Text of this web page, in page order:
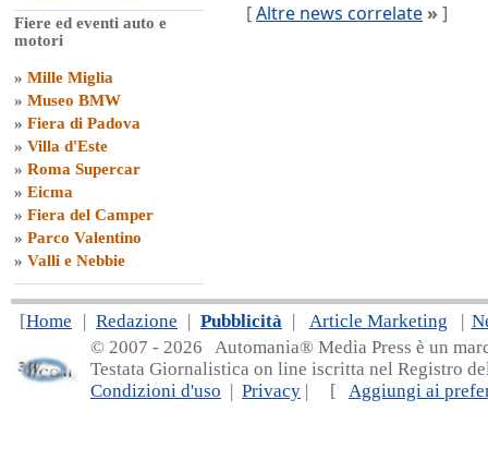
Fiere ed eventi auto e
motori
» Mille Miglia
» Museo BMW
» Fiera di Padova
» Villa d'Este
» Roma Supercar
» Eicma
» Fiera del Camper
» Parco Valentino
» Valli e Nebbie
[Altre news correlate » ]
[Home | Redazione | Pubblicità | Article Marketing |
© 2007 - 2026 Automania® Media Press è un
Testata Giornalistica on line iscritta nel Registro
Condizioni d'uso | Privacy | [ Aggiungi ai